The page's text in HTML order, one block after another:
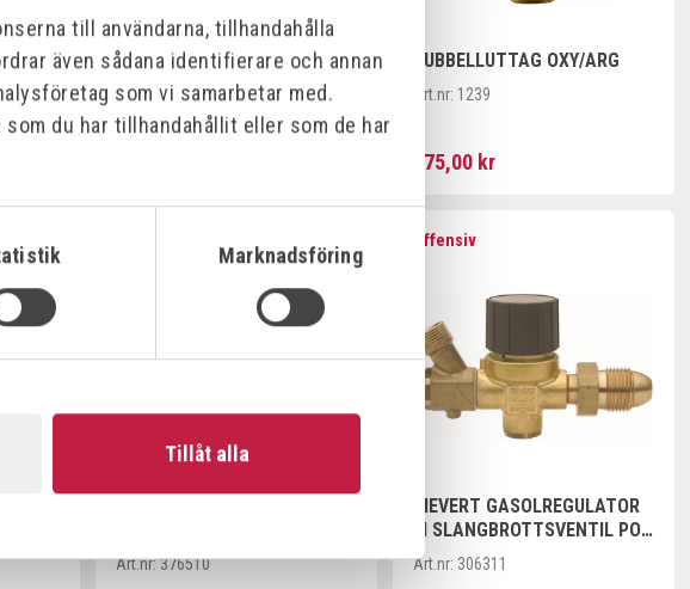
till användarna, tillhandahålla
även sådana identifierare och annan
som vi samarbetar med.
du har tillhandahållit eller som de har
Marknadsföring
Tillåt alla
8"V
FLÖDESMÄTARE GAS
Art.nr: 2046
DUBBELLUTTAG OXY/ARG
Art.nr: 1239
475,00 kr
25L/MIN
Art.nr:376510
Offensiv
SIEVERT GASOLREGULATOR
M SLANGBROTTSVENTIL POL
1-4 BAR 5-12KG/H
Art.nr: 306311